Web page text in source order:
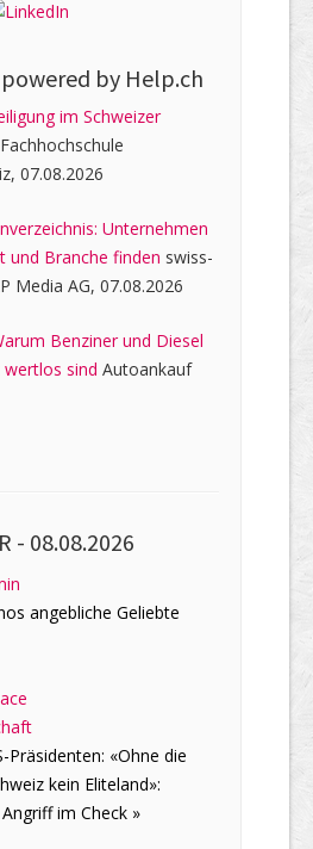
powered by Help.ch
im Schweizer
Fachhochschule
07.08.2026
Unternehmen
und Branche finden swiss-
Media AG, 07.08.2026
Benziner und Diesel
sind Autoankauf
- 08.08.2026
angebliche Geliebte
Präsidenten: «Ohne die
kein Eliteland»:
im Check »